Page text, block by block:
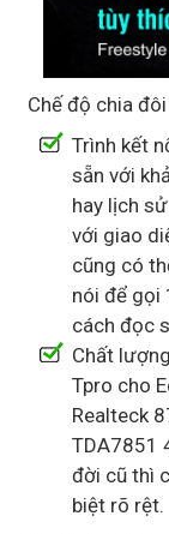
Chế độ chia
Trình kết
sẵn với
hay lịch
với giao
cũng có
nói để gọi
cách đọc
Chất
Tpro cho
Realteck
TDA7851
đời cũ thì
biệt rõ rệt.